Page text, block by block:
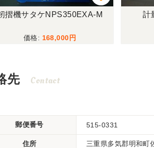
摺機サタケNPS350EXA-M
168,000
計
先 Contact
郵便番号 515-0331
住所 三重県多気郡明和町